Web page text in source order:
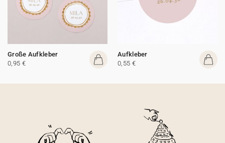
Große Aufkleber
0,95 €
Aufkleber
0,55 €